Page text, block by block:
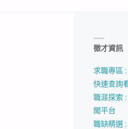
徵才資訊
求職專區
快速查詢
職涯探索
聞平台
職缺精選